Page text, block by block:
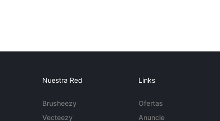
Nuestra Red
Brusheezy
Vecteezy
Links
Ofertas
Anuncie